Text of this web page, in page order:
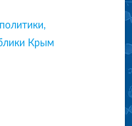
Крым